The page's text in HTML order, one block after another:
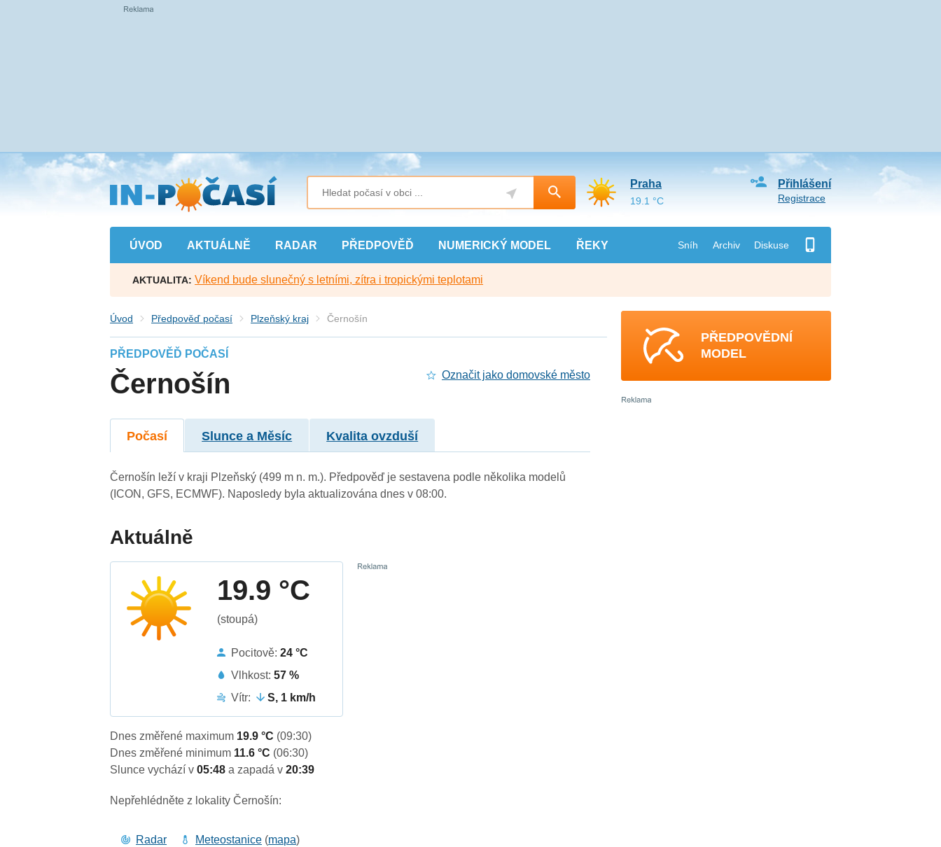
Přejít
na
hlavní
obsah
ÚVOD AKTUÁLNĚ RADAR PŘEDPOVĚĎ NUMERICKÝ MODEL ŘEKY Sníh Archiv Diskuse
Přihlášení
Registrace
Praha
19.1 °C
AKTUALITA: Víkend bude slunečný s letními, zítra i tropickými teplotami
Úvod Předpověď počasí Plzeňský kraj Černošín
PŘEDPOVĚĎ POČASÍ
Černošín Označit jako domovské město
Počasí Slunce a Měsíc Kvalita ovzduší
Černošín leží v kraji Plzeňský (499 m n. m.). Předpověď je sestavena podle několika modelů
(ICON, GFS, ECMWF). Naposledy byla aktualizována dnes v 08:00.
Aktuálně
19.9 °C
(stoupá)
Pocitově:24 °C
Vlhkost:57 %
Vítr:
S, 1 km/h
Dnes změřené maximum 19.9 °C (09:30)
Dnes změřené minimum 11.6 °C (06:30)
Slunce vychází v05:48a zapadá v20:39
Nepřehlédněte z lokality Černošín:
Radar Meteostanice (mapa)
PŘEDPOVĚDNÍ
MODEL